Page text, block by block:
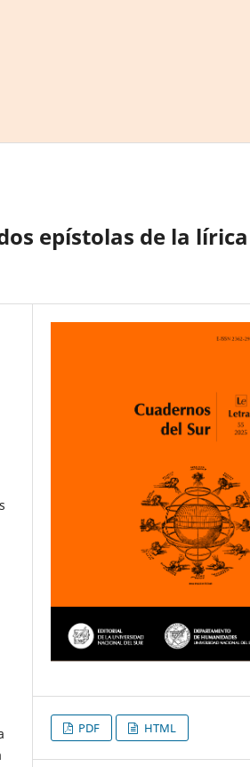
epístolas de la lírica
PDF HTML